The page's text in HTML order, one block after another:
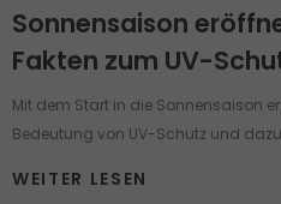
Sonnensaison
Fakten zum UV-
Mit dem Start in die Sonnensaison
Bedeutung von UV-Schutz und
einen gut informierten Menschen in
WEITER LESEN